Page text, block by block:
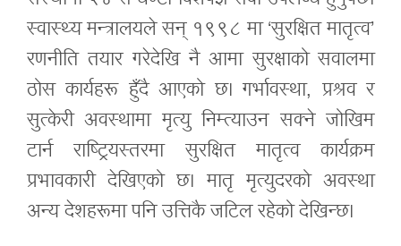
स्वास्थ्य मन्त्रालयले सन् १९९८ मा ‘सुरक्षित मातृत्व’
रणनीति तयार गरेदेखि नै आमा सुरक्षाको सवालमा
ठोस कार्यहरू हुँदै आएको छ। गर्भावस्था, प्रश्रव र
सुत्केरी अवस्थामा मृत्यु निम्त्याउन सक्ने जोखिम
टार्न राष्ट्रियस्तरमा सुरक्षित मातृत्व कार्यक्रम
प्रभावकारी देखिएको छ। मातृ मृत्युदरको अवस्था
अन्य देशहरूमा पनि उत्तिकै जटिल रहेको देखिन्छ।